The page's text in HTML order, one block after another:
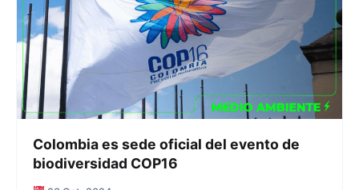
Colombia es sede oficial del evento de
biodiversidad COP16